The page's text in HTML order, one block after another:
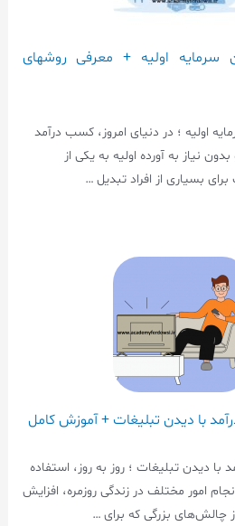
سرمایه اولیه + معرفی روشهای
اولیه ؛ در دنیای امروز، کسب درآمد
نیاز به آورده اولیه به یکی از
بسیاری از افراد تبدیل …
با دیدن تبلیغات + آموزش کامل
دیدن تبلیغات ؛ روز به روز، استفاده
امور مختلف در زندگی روزمره، افزایش
چالش‌های بزرگی که برای …